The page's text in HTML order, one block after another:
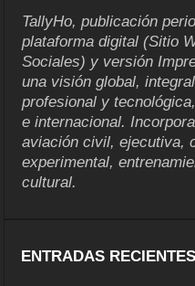
TallyHo, publicación
plataforma digital (Sitio
Sociales) y versión
una visión global,
profesional y
e internacional.
aviación civil, ejecutiva,
experimental,
cultural.
ENTRADAS RECIENTES